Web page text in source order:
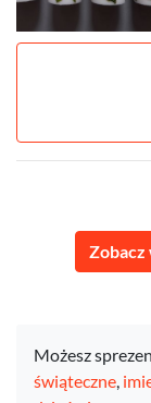
Zobacz
Możesz
świąteczne,